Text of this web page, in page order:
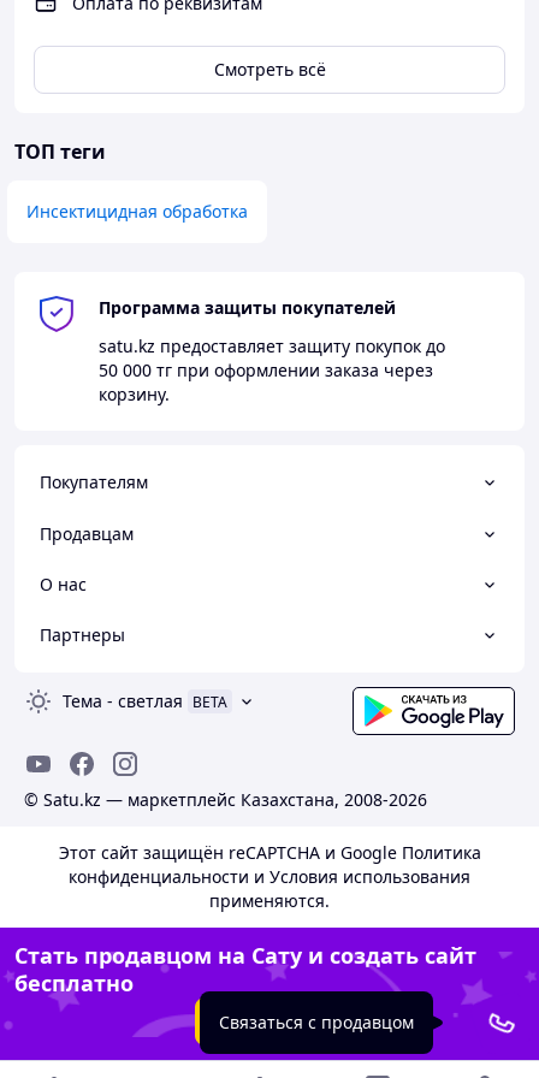
+7 707 320 1465 Ильяс
Смотреть всё
ТОП теги
Инсектицидная обработка
Программа защиты покупателей
satu.kz предоставляет защиту покупок до
50 000 тг при оформлении заказа через
корзину.
Покупателям
Продавцам
О нас
Партнеры
Тема - светлая BETA
© Satu.kz — маркетплейс Казахстана, 2008-2026
Этот сайт защищён reCAPTCHA и Google Политика
конфиденциальности и Условия использования
применяются.
Стать продавцом на Сату и создать сайт
бесплатно
Создать сайт
Связаться с продавцом